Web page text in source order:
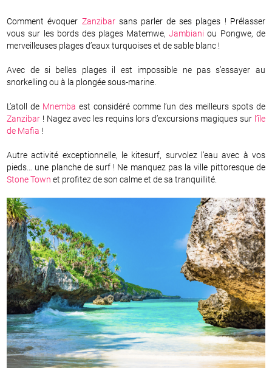
Comment évoquer Zanzibarsans parler de ses plages ! Prélasser
vous sur les bords des plages Matemwe,Jambiani ou Pongwe, de
merveilleuses plages d’eaux turquoises et de sable blanc !
Avec de si belles plages il est impossible ne pas s’essayer au
snorkelling ou à la plongée sous-marine.
L’atoll de Mnemba est considéré comme l’un des meilleurs spots de
Zanzibar ! Nagez avec les requins lors d’excursions magiques sur l’île
de Mafia !
Autre activité exceptionnelle, le kitesurf, survolez l’eau avec à vos
pieds… une planche de surf ! Ne manquez pas la ville pittoresque de
Stone Town et profitez de son calme et de sa tranquillité.